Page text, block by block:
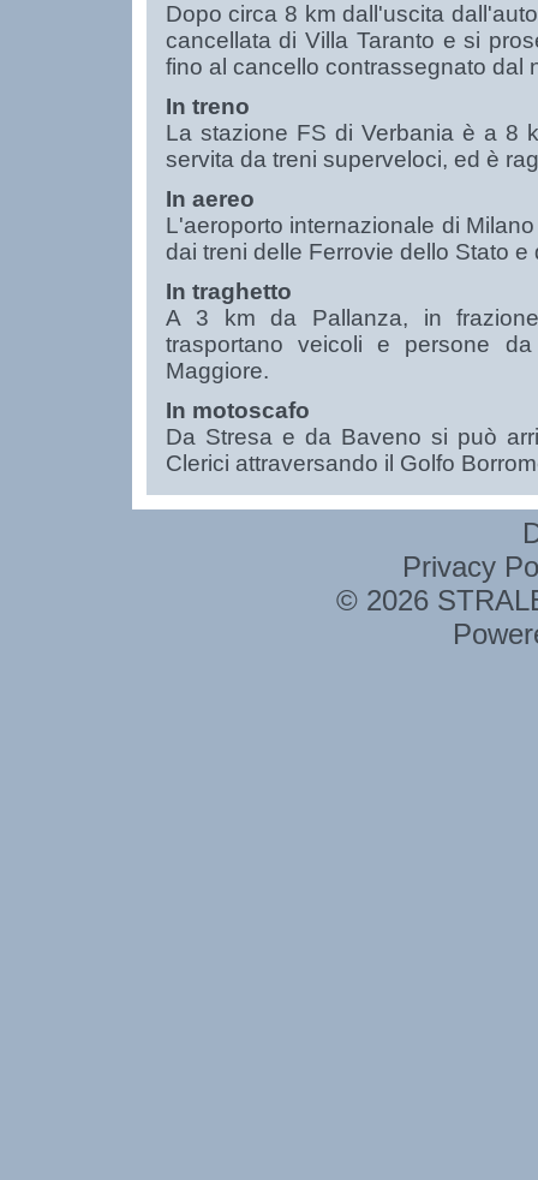
Dopo circa 8 km dall'uscita
cancellata di Villa Taranto e si
fino al cancello contrassegnato dal
In treno
La stazione FS di Verbania è a 8
servita da treni superveloci, ed è
In aereo
L'aeroporto internazionale di
dai treni delle Ferrovie dello Stato
In traghetto
A 3 km da Pallanza, in
trasportano veicoli e persone
Maggiore.
In motoscafo
Da Stresa e da Baveno si può
Clerici attraversando il Golfo
Privacy
© 2026